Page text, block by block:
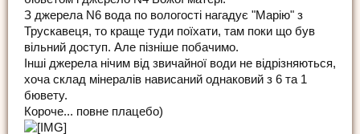
З джерела N6 вода по вологості нагадує "Марію" з
Трускавеця, то краще туди поїхати, там поки що був
вільний доступ. Але пізніше побачимо.
Інші джерела нічим від звичайної води не відрізняються,
хоча склад мінералів нависаний однаковий з 6 та 1
бювету.
Короче... повне плацебо)